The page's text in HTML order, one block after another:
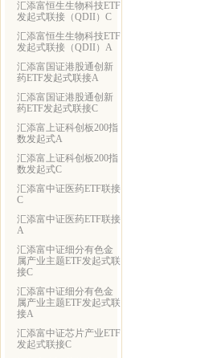
汇添富恒生生物科技ETF
发起式联接（QDII）C
汇添富恒生生物科技ETF
发起式联接（QDII）A
汇添富国证港股通创新
药ETF发起式联接A
汇添富国证港股通创新
药ETF发起式联接C
汇添富上证科创板200指
数发起式A
汇添富上证科创板200指
数发起式C
汇添富中证医药ETF联接
C
汇添富中证医药ETF联接
A
汇添富中证细分有色金
属产业主题ETF发起式联
接C
汇添富中证细分有色金
属产业主题ETF发起式联
接A
汇添富中证芯片产业ETF
发起式联接C